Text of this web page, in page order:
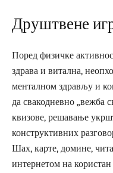
Друштвене
Поред физичке
здрава и витална,
менталном здрављу и
да свакодневно „вежба
квизове, решавање
конструктивних
Шах, карте, домине,
интернетом на